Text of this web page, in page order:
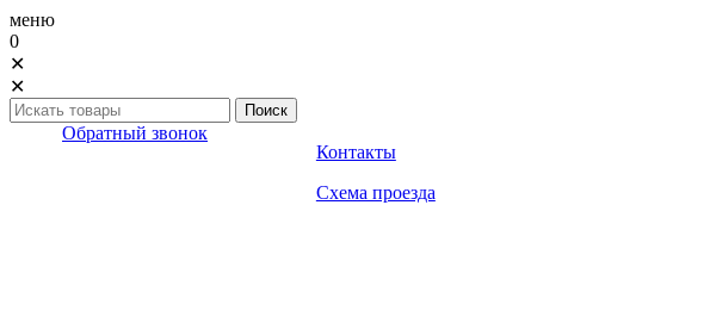
меню
0
✕
✕
Обратный звонок
Контакты
Схема проезда